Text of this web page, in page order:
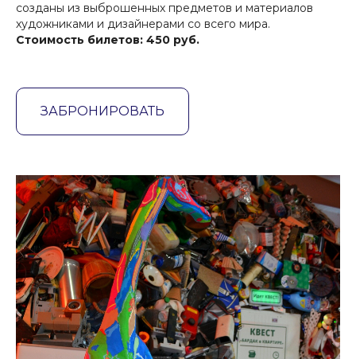
созданы из выброшенных предметов и материалов
художниками и дизайнерами со всего мира.
Стоимость билетов: 450 руб.
ЗАБРОНИРОВАТЬ